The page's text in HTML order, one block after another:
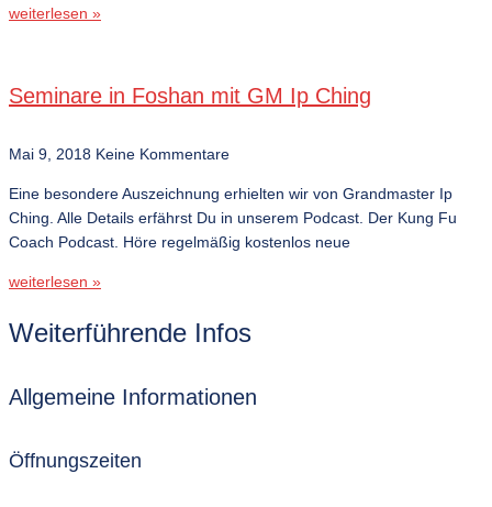
weiterlesen »
Seminare in Foshan mit GM Ip Ching
Mai 9, 2018 Keine Kommentare
Eine besondere Auszeichnung erhielten wir von Grandmaster Ip
Ching. Alle Details erfährst Du in unserem Podcast. Der Kung Fu
Coach Podcast. Höre regelmäßig kostenlos neue
weiterlesen »
Weiterführende Infos
Allgemeine Informationen
Öffnungszeiten